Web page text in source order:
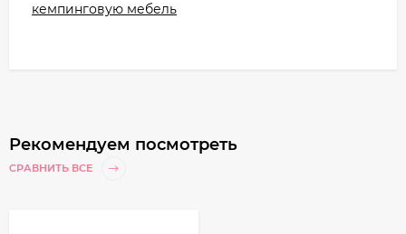
кемпинговую мебель
Рекомендуем посмотреть
СРАВНИТЬ ВСЕ